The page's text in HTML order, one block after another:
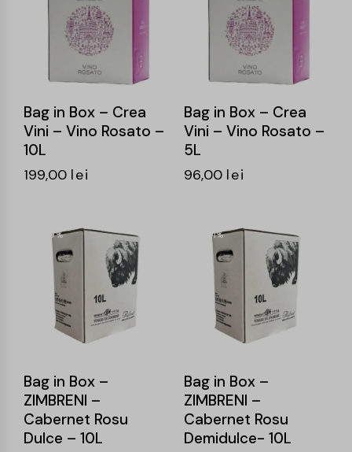
Bag in Box – Crea
Vini – Vino Rosato –
10L
199,00 lei
Bag in Box – Crea
Vini – Vino Rosato –
5L
96,00 lei
-9%
Bag in Box –
ZIMBRENI –
Cabernet Rosu
Dulce – 10L
-11%
Bag in Box –
ZIMBRENI –
Cabernet Rosu
Demidulce- 10L